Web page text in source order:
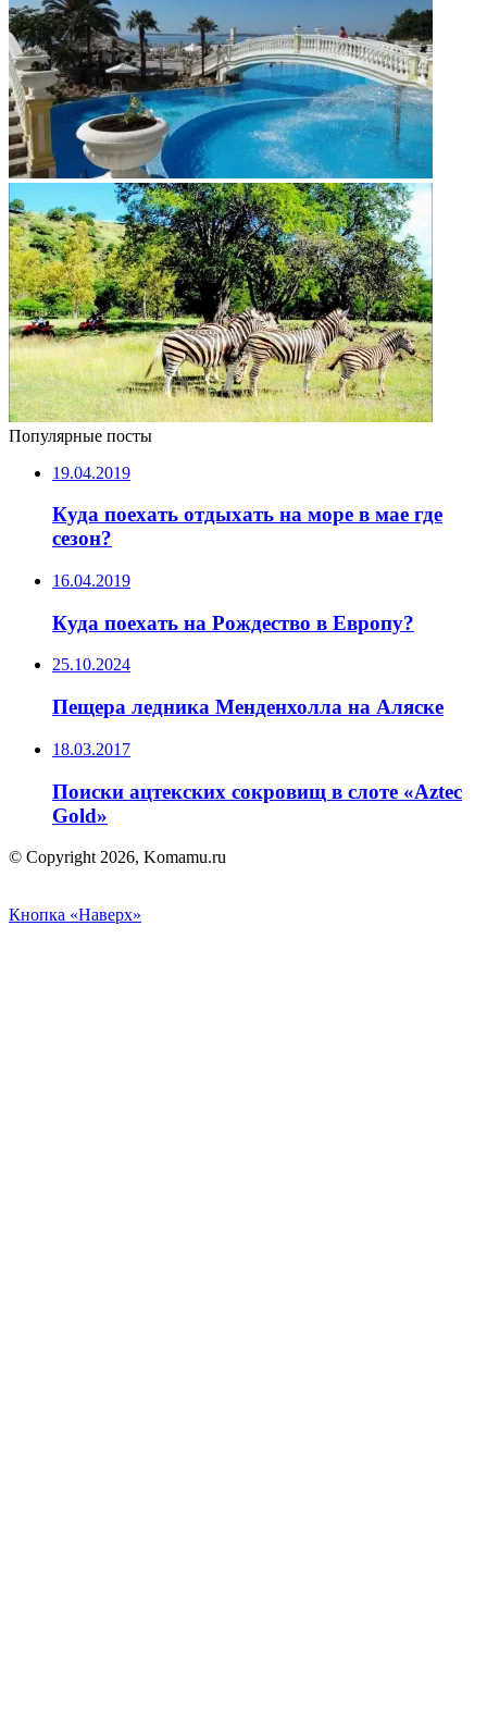
Популярные посты
19.04.2019
Куда поехать отдыхать на море в мае где
сезон?
16.04.2019
Куда поехать на Рождество в Европу?
25.10.2024
Пещера ледника Менденхолла на Аляске
18.03.2017
Поиски ацтекских сокровищ в слоте «Aztec
Gold»
© Copyright 2026, Komamu.ru
Кнопка «Наверх»